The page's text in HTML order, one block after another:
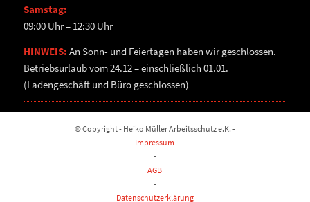
Samstag:
09:00 Uhr – 12:30 Uhr
HINWEIS: An Sonn- und Feiertagen haben wir geschlossen.
Betriebsurlaub vom 24.12 – einschließlich 01.01.
(Ladengeschäft und Büro geschlossen)
© Copyright - Heiko Müller Arbeitsschutz e.K. -
Impressum
-
AGB
-
Datenschutzerklärung